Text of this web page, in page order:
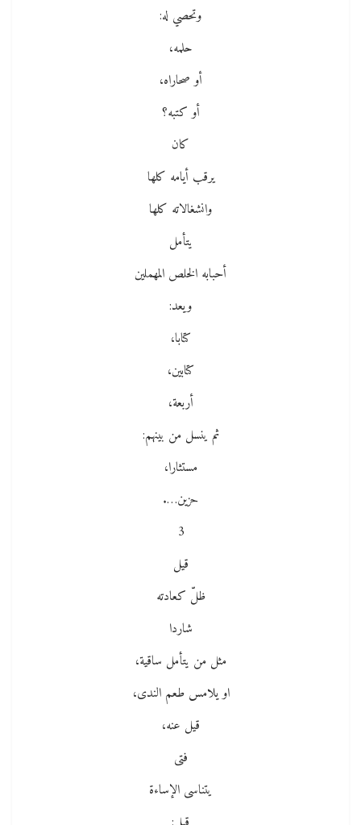
وتحصي له:
حلمه،
أو صحاراه،
أو كتبه؟
كان
يرقب أيامه كلها
وانشغالاته كلها
يتأمل
أحبابه الخلص المهملين
ويعد:
كتابا،
كتابين،
أربعة،
ثم ينسل من بينهم:
مستثارا،
حزين….
3
قيل
ظلّ كعادته
شاردا
مثل من يتأمل ساقية،
او يلامس طعم الندى،
قيل عنه،
فتى
يتناسى الإساءة